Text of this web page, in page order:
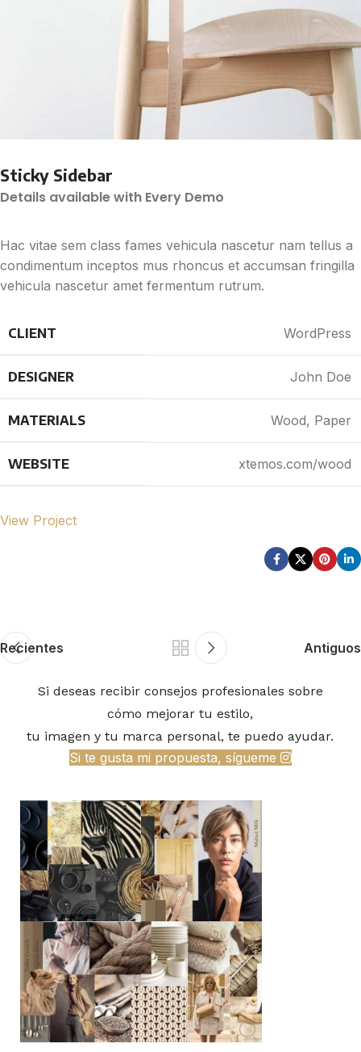
Sticky Sidebar
Details available with Every Demo
Hac vitae sem class fames vehicula nascetur nam tellus a
condimentum inceptos mus rhoncus et accumsan fringilla
vehicula nascetur amet fermentum rutrum.
CLIENT WordPress
DESIGNER John Doe
MATERIALS Wood, Paper
WEBSITE xtemos.com/wood
View Project
Recientes Antiguos
Si deseas recibir consejos profesionales sobre
cómo mejorar tu estilo,
tu imagen y tu marca personal, te puedo ayudar.
Si te gusta mi propuesta, sígueme